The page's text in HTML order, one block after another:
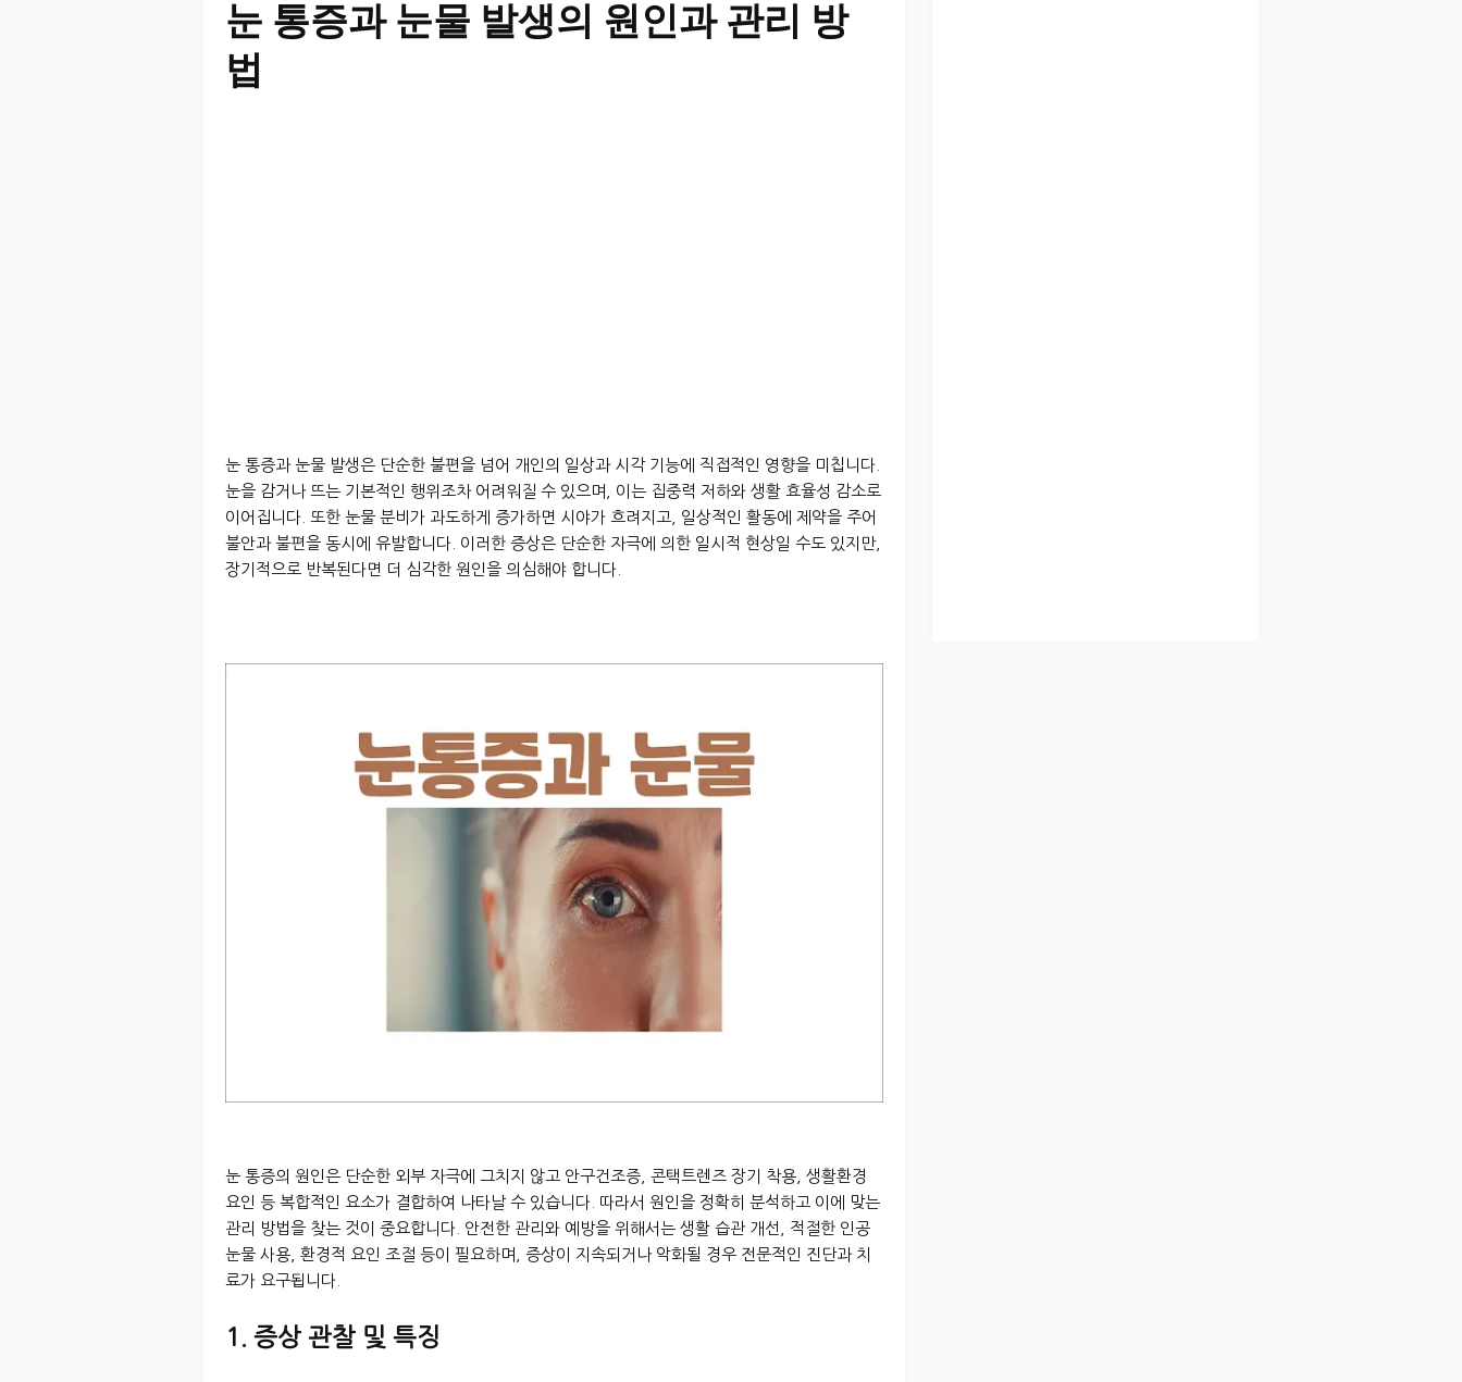
눈 통증과 눈물 발생의 원인과 관리 방
법
눈 통증과 눈물 발생은 단순한 불편을 넘어 개인의 일상과 시각 기능에 직접적인 영향을 미칩니다.
눈을 감거나 뜨는 기본적인 행위조차 어려워질 수 있으며, 이는 집중력 저하와 생활 효율성 감소로
이어집니다. 또한 눈물 분비가 과도하게 증가하면 시야가 흐려지고, 일상적인 활동에 제약을 주어
불안과 불편을 동시에 유발합니다. 이러한 증상은 단순한 자극에 의한 일시적 현상일 수도 있지만,
장기적으로 반복된다면 더 심각한 원인을 의심해야 합니다.
눈 통증의 원인은 단순한 외부 자극에 그치지 않고 안구건조증, 콘택트렌즈 장기 착용, 생활환경
요인 등 복합적인 요소가 결합하여 나타날 수 있습니다. 따라서 원인을 정확히 분석하고 이에 맞는
관리 방법을 찾는 것이 중요합니다. 안전한 관리와 예방을 위해서는 생활 습관 개선, 적절한 인공
눈물 사용, 환경적 요인 조절 등이 필요하며, 증상이 지속되거나 악화될 경우 전문적인 진단과 치
료가 요구됩니다.
1. 증상 관찰 및 특징